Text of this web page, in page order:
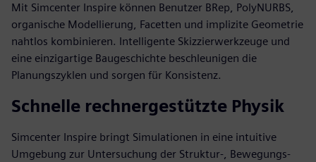
Mit Simcenter Inspire können Benutzer BRep, PolyNURBS,
organische Modellierung, Facetten und implizite Geometrie
nahtlos kombinieren. Intelligente Skizzierwerkzeuge und
eine einzigartige Baugeschichte beschleunigen die
Planungszyklen und sorgen für Konsistenz.
Schnelle rechnergestützte Physik
Simcenter Inspire bringt Simulationen in eine intuitive
Umgebung zur Untersuchung der Struktur-, Bewegungs-